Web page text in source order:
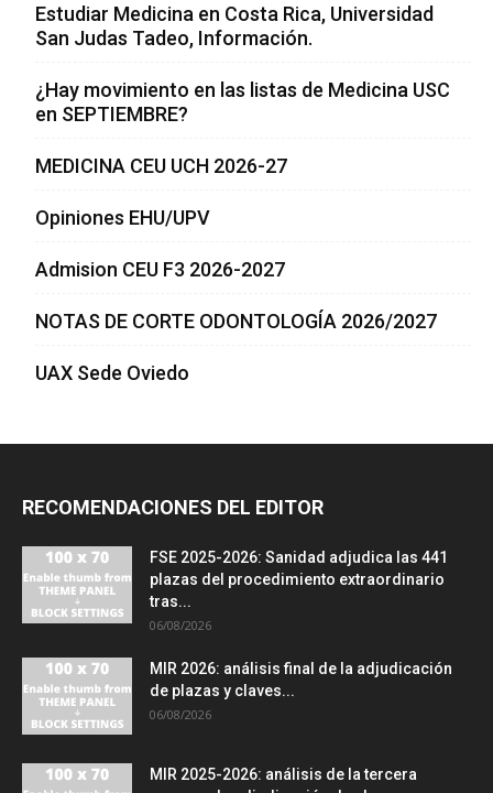
Estudiar Medicina en Costa Rica, Universidad
San Judas Tadeo, Información.
¿Hay movimiento en las listas de Medicina USC
en SEPTIEMBRE?
MEDICINA CEU UCH 2026-27
Opiniones EHU/UPV
Admision CEU F3 2026-2027
NOTAS DE CORTE ODONTOLOGÍA 2026/2027
UAX Sede Oviedo
RECOMENDACIONES DEL EDITOR
FSE 2025-2026: Sanidad adjudica las 441
plazas del procedimiento extraordinario
tras...
06/08/2026
MIR 2026: análisis final de la adjudicación
de plazas y claves...
06/08/2026
MIR 2025-2026: análisis de la tercera